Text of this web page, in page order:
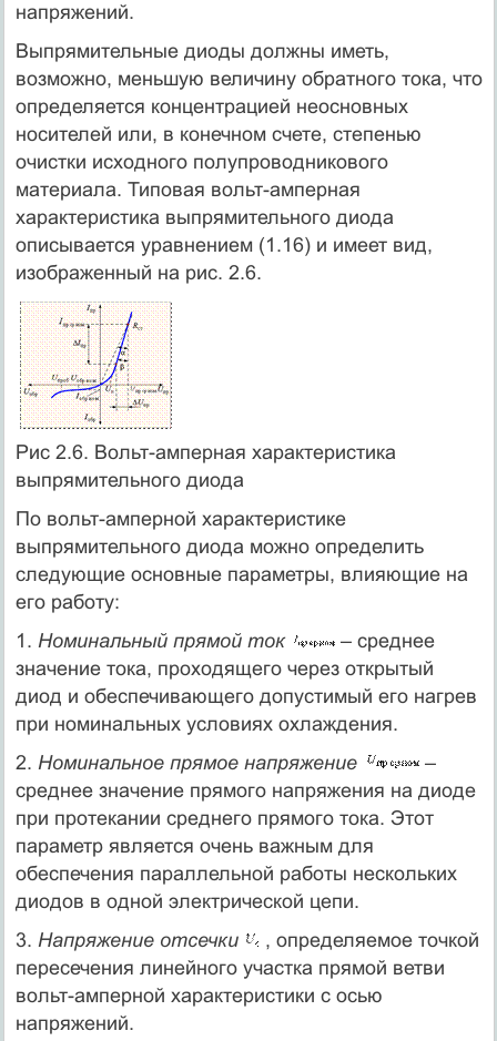
напряжений.
Выпрямительные диоды должны иметь,
возможно, меньшую величину обратного тока, что
определяется концентрацией неосновных
носителей или, в конечном счете, степенью
очистки исходного полупроводникового
материала. Типовая вольт-амперная
характеристика выпрямительного диода
описывается уравнением (1.16) и имеет вид,
изображенный на рис. 2.6.
Рис 2.6. Вольт-амперная характеристика
выпрямительного диода
По вольт-амперной характеристике
выпрямительного диода можно определить
следующие основные параметры, влияющие на
его работу:
1. Номинальный прямой ток
– среднее
значение тока, проходящего через открытый
диод и обеспечивающего допустимый его нагрев
при номинальных условиях охлаждения.
2. Номинальное прямое напряжение
–
среднее значение прямого напряжения на диоде
при протекании среднего прямого тока. Этот
параметр является очень важным для
обеспечения параллельной работы нескольких
диодов в одной электрической цепи.
3. Напряжение отсечки
, определяемое точкой
пересечения линейного участка прямой ветви
вольт-амперной характеристики с осью
напряжений.